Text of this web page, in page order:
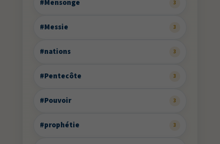
#Mensonge 3
#Messie 3
#nations 3
#Pentecôte 3
#Pouvoir 3
#prophétie 3